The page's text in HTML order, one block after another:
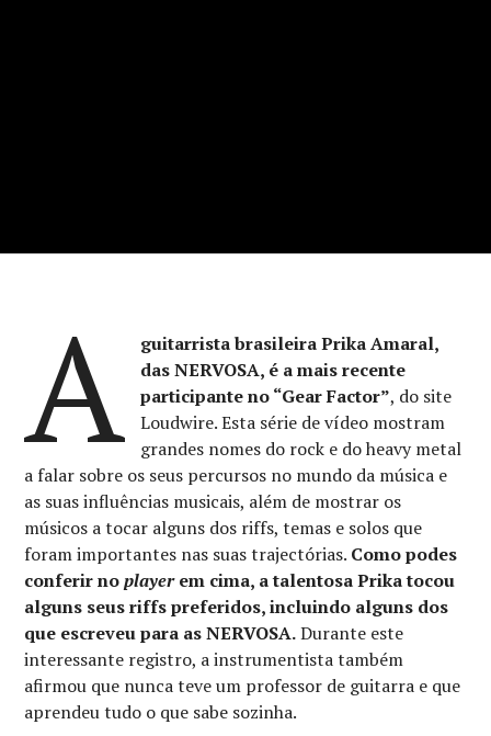
A
guitarrista brasileira Prika Amaral,
das NERVOSA, é a mais recente
participante no “Gear Factor”, do site
Loudwire. Esta série de vídeo mostram
grandes nomes do rock e do heavy metal
a falar sobre os seus percursos no mundo da música e
as suas influências musicais, além de mostrar os
músicos a tocar alguns dos riffs, temas e solos que
foram importantes nas suas trajectórias. Como podes
conferir noplayerem cima, a talentosa Prika tocou
alguns seus riffs preferidos, incluindo alguns dos
que escreveu para as NERVOSA.Durante este
interessante registro, a instrumentista também
afirmou que nunca teve um professor de guitarra e que
aprendeu tudo o que sabe sozinha.